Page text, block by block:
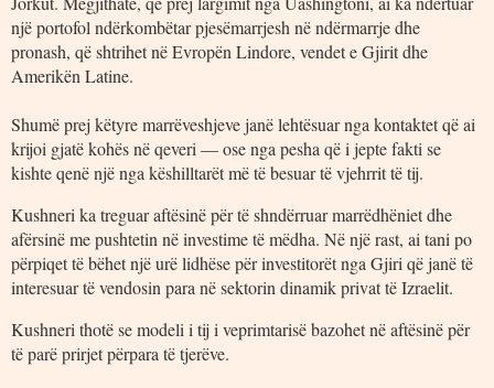
një portofol ndërkombëtar pjesëmarrjesh në ndërmarrje dhe
pronash, që shtrihet në Evropën Lindore, vendet e Gjirit dhe
Amerikën Latine.
Shumë prej këtyre marrëveshjeve janë lehtësuar nga kontaktet që ai
krijoi gjatë kohës në qeveri — ose nga pesha që i jepte fakti se
kishte qenë një nga këshilltarët më të besuar të vjehrrit të tij.
Kushneri ka treguar aftësinë për të shndërruar marrëdhëniet dhe
afërsinë me pushtetin në investime të mëdha. Në një rast, ai tani po
përpiqet të bëhet një urë lidhëse për investitorët nga Gjiri që janë të
interesuar të vendosin para në sektorin dinamik privat të Izraelit.
Kushneri thotë se modeli i tij i veprimtarisë bazohet në aftësinë për
të parë prirjet përpara të tjerëve.